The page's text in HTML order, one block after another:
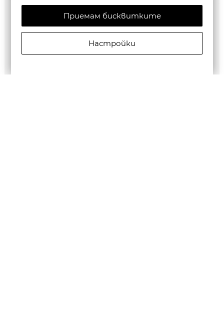
Приемам бисквитките
Настройки